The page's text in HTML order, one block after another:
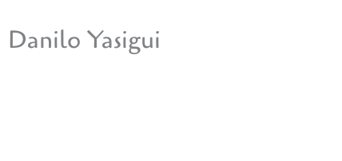
para
Danilo Yasigui